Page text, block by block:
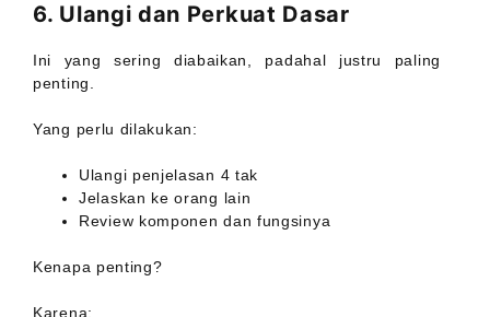
6. Ulangi dan Perkuat Dasar
Ini yang sering diabaikan, padahal justru paling
penting.
Yang perlu dilakukan:
Ulangi penjelasan 4 tak
Jelaskan ke orang lain
Review komponen dan fungsinya
Kenapa penting?
Karena: